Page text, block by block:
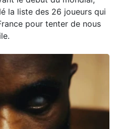
la liste des 26 joueurs qui
pour tenter de nous